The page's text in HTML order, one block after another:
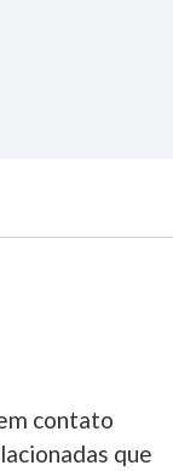
contato
que